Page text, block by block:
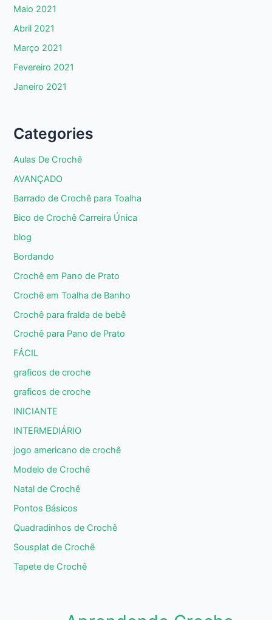
Maio 2021
Abril 2021
Março 2021
Fevereiro 2021
Janeiro 2021
Categories
Aulas De Crochê
AVANÇADO
Barrado de Crochê para Toalha
Bico de Crochê Carreira Única
blog
Bordando
Crochê em Pano de Prato
Crochê em Toalha de Banho
Crochê para fralda de bebê
Crochê para Pano de Prato
FÁCIL
graficos de croche
graficos de croche
INICIANTE
INTERMEDIÁRIO
jogo americano de crochê
Modelo de Crochê
Natal de Crochê
Pontos Básicos
Quadradinhos de Crochê
Sousplat de Crochê
Tapete de Crochê